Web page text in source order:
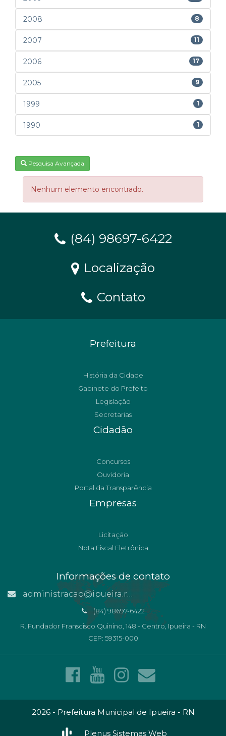
2008 8
2007 11
2006 17
2005 9
1999 1
1990 1
Pesquisa Avançada
Nenhum elemento encontrado.
(84) 98697-6422
Localização
Contato
Prefeitura
História da Cidade
Gabinete do Prefeito
Legislação
Secretarias
Cidadão
Concursos
Ouvidoria
Portal da Transparência
Empresas
Licitação
Nota Fiscal Eletrônica
Informações de contato
administracao@ipueira.rn.gov.br
(84) 98697-6422
R. Fundador Franscisco Quinino, 148 - Centro, Ipueira - RN
CEP: 59315-000
2026 - Prefeitura Municipal de Ipueira - RN
Plenus Sistemas Web